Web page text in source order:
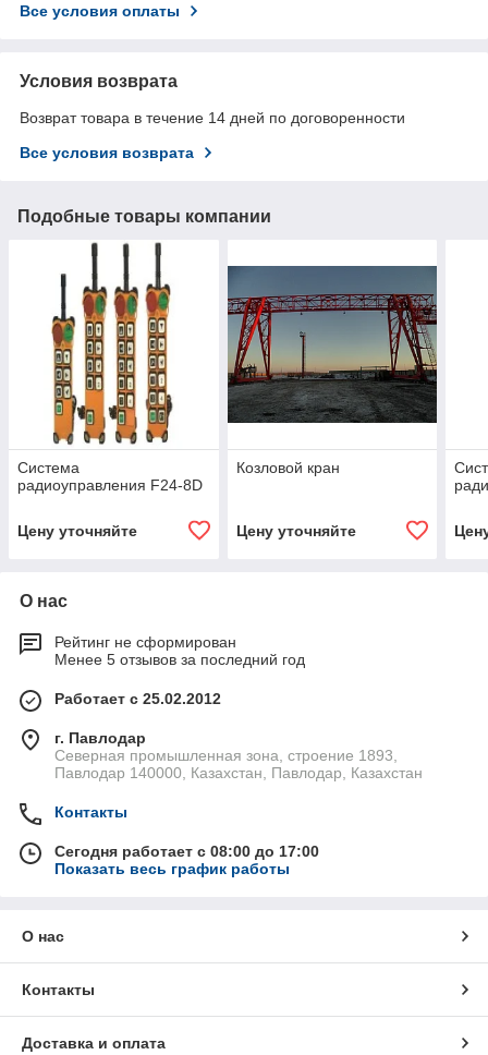
Все условия оплаты
Условия возврата
Возврат товара в течение 14 дней по договоренности
Все условия возврата
Подобные товары компании
Система
радиоуправления F24-8D
Цену уточняйте
Козловой кран
Цену уточняйте
О нас
Рейтинг не сформирован
Менее 5 отзывов за последний год
Работает с 25.02.2012
г. Павлодар
Северная промышленная зона, строение 1893,
Павлодар 140000, Казахстан, Павлодар, Казахстан
Контакты
Сегодня работает с 08:00 до 17:00
Показать весь график работы
О нас
Контакты
Доставка и оплата